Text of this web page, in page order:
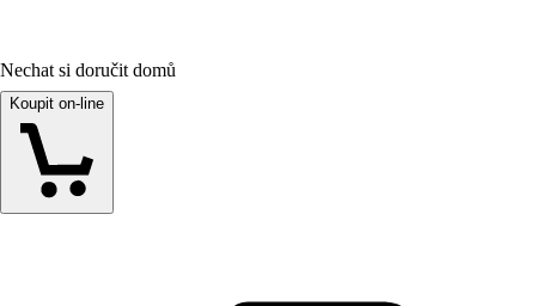
Nechat si doručit domů
Koupit on-line